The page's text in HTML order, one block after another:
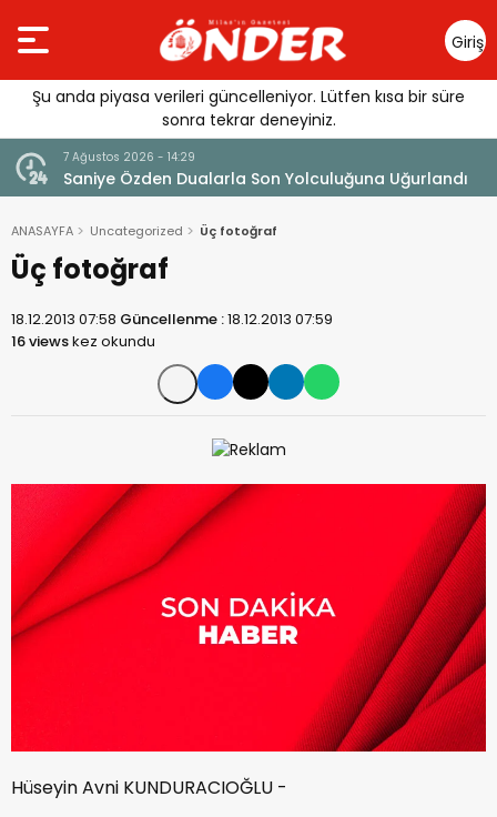
Giriş
Yap
Şu anda piyasa verileri güncelleniyor. Lütfen kısa bir süre
sonra tekrar deneyiniz.
7 Ağustos 2026 - 14:29
Saniye Özden Dualarla Son Yolculuğuna Uğurlandı
ANASAYFA Uncategorized Üç fotoğraf
Üç fotoğraf
18.12.2013 07:58 Güncellenme :18.12.2013 07:59
16 viewskez okundu
Hüseyin Avni KUNDURACIOĞLU -